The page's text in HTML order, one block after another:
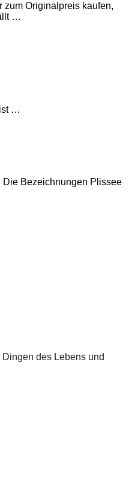
zum Originalpreis kaufen,
…
…
Die Bezeichnungen Plissee
des Lebens und